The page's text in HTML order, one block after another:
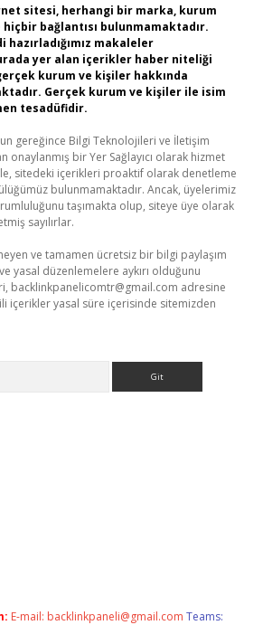
sitesi, herhangi bir marka, kurum
bağlantısı bulunmamaktadır.
hazırladığımız makaleler
yer alan içerikler haber niteliği
kurum ve kişiler hakkında
Gerçek kurum ve kişiler ile isim
tesadüfidir.
gereğince Bilgi Teknolojileri ve İletişim
onaylanmış bir Yer Sağlayıcı olarak hizmet
sitedeki içerikleri proaktif olarak denetleme
bulunmamaktadır. Ancak, üyelerimiz
taşımakta olup, siteye üye olarak
sayılırlar.
ve tamamen ücretsiz bir bilgi paylaşım
yasal düzenlemelere aykırı olduğunu
backlinkpanelicomtr@gmail.com adresine
içerikler yasal süre içerisinde sitemizden
E-mail: backlinkpaneli@gmail.com Teams: